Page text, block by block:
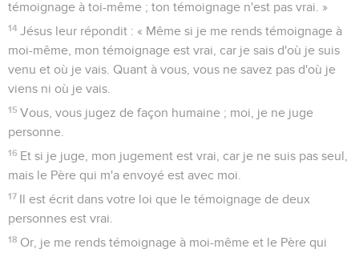
témoignage à toi-même ; ton témoignage n'est pas vrai. »
14 Jésus leur répondit : « Même si je me rends témoignage à
moi-même, mon témoignage est vrai, car je sais d'où je suis
venu et où je vais. Quant à vous, vous ne savez pas d'où je
viens ni où je vais.
15 Vous, vous jugez de façon humaine ; moi, je ne juge
personne.
16 Et si je juge, mon jugement est vrai, car je ne suis pas seul,
mais le Père qui m'a envoyé est avec moi.
17 Il est écrit dans votre loi que le témoignage de deux
personnes est vrai.
18 Or, je me rends témoignage à moi-même et le Père qui